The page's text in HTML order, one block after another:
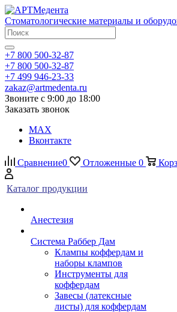
Стоматологические материалы и
+7 800 500-32-87
+7 800 500-32-87
+7 499 946-23-33
zakaz@artmedenta.ru
Звоните с 9:00 до 18:00
Заказать звонок
MAX
Вконтакте
Сравнение0 Отложенные 0
Каталог продукции
Анестезия
Система Раббер Дам
Клампы коффердам и
наборы клампов
Инструменты для
коффердам
Завесы (латексные
листы) для коффердам